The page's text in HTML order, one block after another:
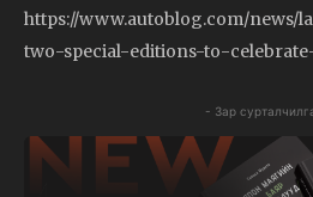
https://www.autoblog.com/news/
two-special-editions-to-
- Зар